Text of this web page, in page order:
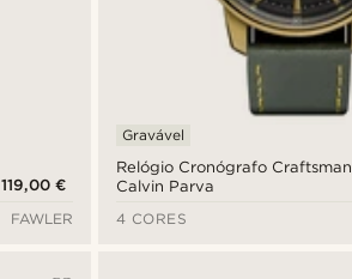
119,00 €
FAWLER
Relógio Cronógrafo Craftsman
Calvin Parva
Gravável
4 CORES